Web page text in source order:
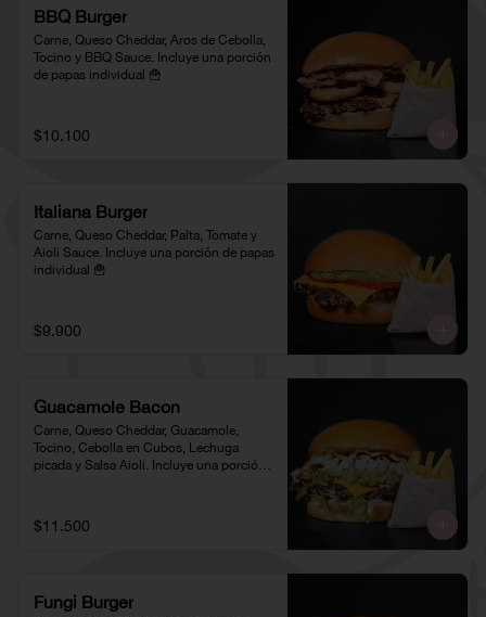
BBQ Burger
Carne, Queso Cheddar, Aros de Cebolla,
Tocino y BBQ Sauce. Incluye una porción
de papas individual 🍟
$10.100
Italiana Burger
Carne, Queso Cheddar, Palta, Tomate y
Aioli Sauce. Incluye una porción de papas
individual 🍟
$9.900
Guacamole Bacon
Carne, Queso Cheddar, Guacamole,
Tocino, Cebolla en Cubos, Lechuga
picada y Salsa Aioli. Incluye una porción
$11.500
Fungi Burger